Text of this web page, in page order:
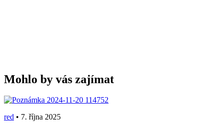
Mohlo by vás zajímat
red • 7. října 2025